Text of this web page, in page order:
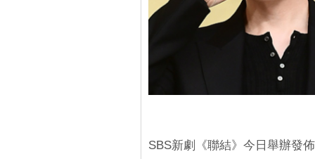
SBS新劇《聯結》今日舉辦發